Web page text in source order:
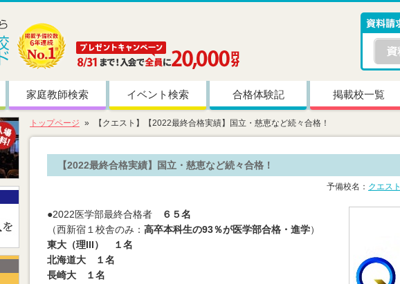
家庭教師検索 イベント検索 合格体験記 掲載校一覧
トップページ 【クエスト】【2022最終合格実績】国立・慈恵など続々合格！
【2022最終合格実績】国立・慈恵など続々合格！
予備校名： クエスト
●2022医学部最終合格者
６５名
（西新宿１校舎のみ： 高卒本科生の93％が医学部合格・進学）
東大（理III） １名
北海道大 １名
長崎大 １名